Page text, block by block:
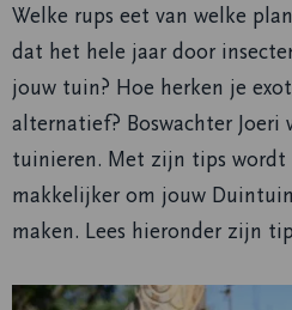
Welke rups eet van welke
dat het hele jaar door
jouw tuin? Hoe herken je
alternatief? Boswachter
tuinieren. Met zijn tips wordt
makkelijker om jouw
maken. Lees hieronder zijn